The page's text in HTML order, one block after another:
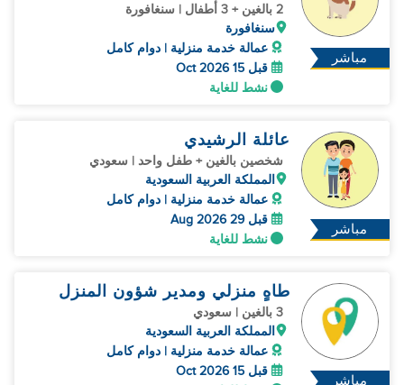
مباشر
2 بالغين + 3 أطفال | سنغافورة
سنغافورة
عمالة خدمة منزلية | دوام كامل
قبل 15 Oct 2026
نشط للغاية
مباشر
عائلة الرشيدي
شخصين بالغين + طفل واحد | سعودي
المملكة العربية السعودية
عمالة خدمة منزلية | دوام كامل
قبل 29 Aug 2026
نشط للغاية
مباشر
طاهٍ منزلي ومدير شؤون المنزل
3 بالغين | سعودي
المملكة العربية السعودية
عمالة خدمة منزلية | دوام كامل
قبل 15 Oct 2026